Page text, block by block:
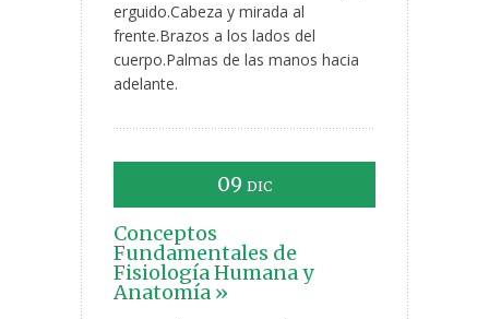
erguido.Cabeza y mirada al
frente.Brazos a los lados del
cuerpo.Palmas de las manos hacia
adelante.
09 DIC
Conceptos
Fundamentales de
Fisiología Humana y
Anatomía »